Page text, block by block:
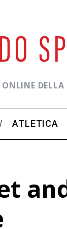
ATLETICA